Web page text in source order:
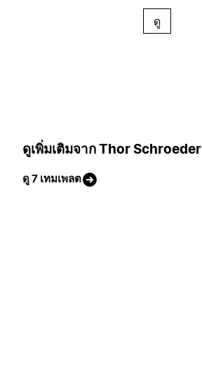
ดู
ดูเพิ่มเติมจาก Thor Schroeder
ดู 7 เทมเพลต